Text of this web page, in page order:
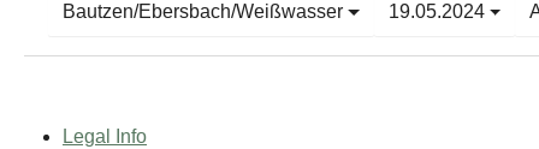
Bautzen/Ebersbach/Weißwasser 19.05.2024
Legal Info